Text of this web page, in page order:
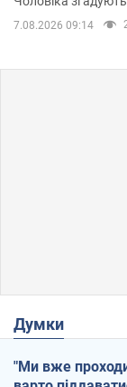
7.08.2026 09:14
Думки
"Ми вже